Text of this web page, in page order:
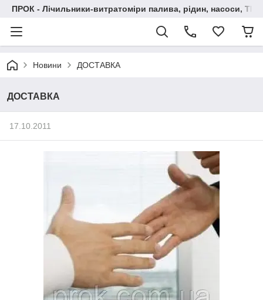
ПРОК - Лічильники-витратоміри палива, рідин, насоси,
Новини ДОСТАВКА
ДОСТАВКА
17.10.2011